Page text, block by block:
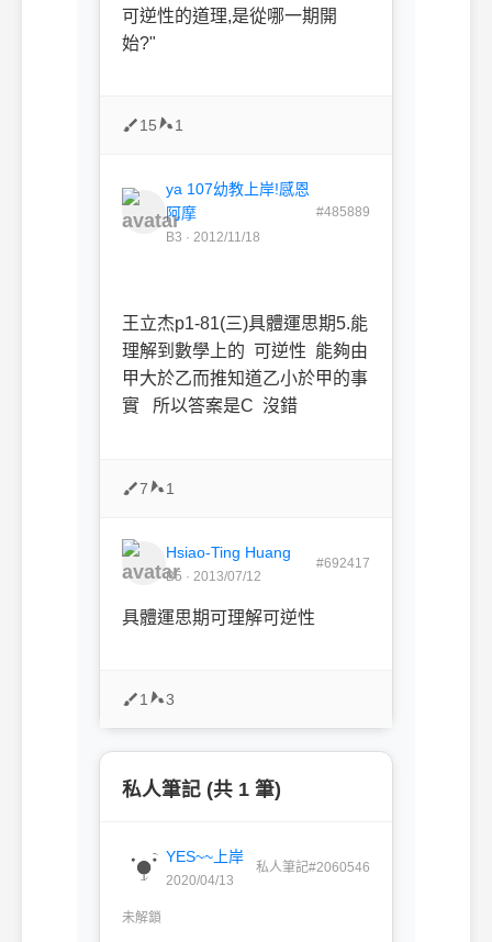
可逆性的道理,是從哪一期開
始?"
15 1
ya 107幼教上岸!感恩
阿摩
B3 · 2012/11/18
#485889
王立杰p1-81(三)具體運思期5.能
理解到數學上的 可逆性 能夠由
甲大於乙而推知道乙小於甲的事
實 所以答案是C 沒錯
7 1
Hsiao-Ting Huang
B5 · 2013/07/12
#692417
具體運思期可理解可逆性
1 3
私人筆記 (共 1 筆)
YES~~上岸
2020/04/13
私人筆記#2060546
未解鎖